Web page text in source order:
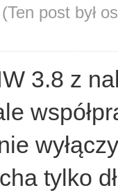
(Ten post był
3.8 z
tylko